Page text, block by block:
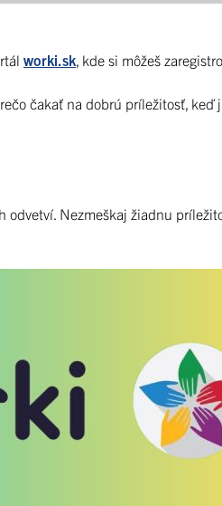
worki.sk, kde si môžeš
čakať na dobrú príležitosť, keď
odvetví. Nezmeškaj žiadnu